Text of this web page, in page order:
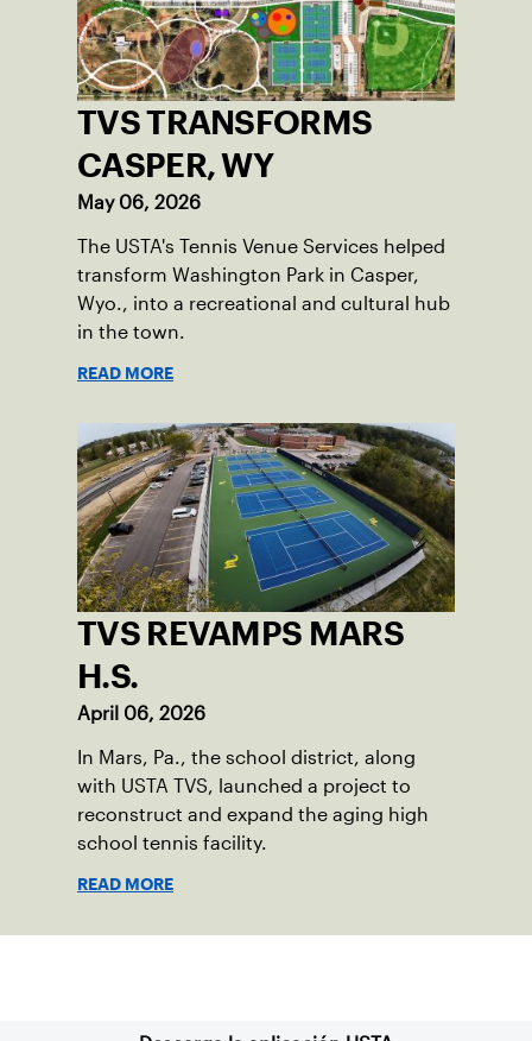
TVS TRANSFORMS
CASPER, WY
May 06, 2026
The USTA's Tennis Venue Services helped
transform Washington Park in Casper,
Wyo., into a recreational and cultural hub
in the town.
READ MORE
TVS REVAMPS MARS
H.S.
April 06, 2026
In Mars, Pa., the school district, along
with USTA TVS, launched a project to
reconstruct and expand the aging high
school tennis facility.
READ MORE